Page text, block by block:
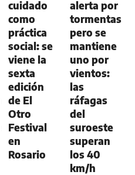
cuidado
como
práctica
social: se
viene la
sexta
edición
de El
Otro
Festival
en
Rosario
alerta por
tormentas
pero se
mantiene
uno por
vientos:
las
ráfagas
del
suroeste
superan
los 40
km/h